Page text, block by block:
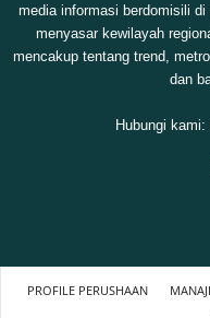
media informasi berdomisili
menyasar kewilayah
mencakup tentang trend,
dan
Hubungi kami:
PROFILE PERUSHAAN